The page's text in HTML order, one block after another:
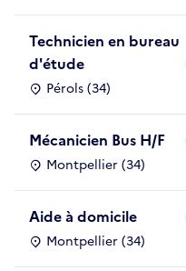
Technicien en bureau
d'étude
Pérols (34)
Mécanicien Bus H/F
Montpellier (34)
Aide à domicile
Montpellier (34)